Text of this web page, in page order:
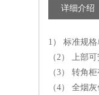
详细介绍
1） 标准规格
（2） 上部
（3） 转角
（4） 全烟